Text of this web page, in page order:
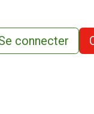
connecter